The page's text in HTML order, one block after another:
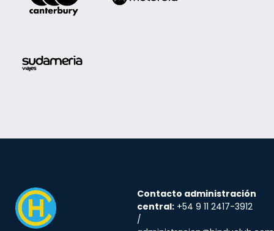
Contacto administración
central: +54 9 11 2417-3912
/